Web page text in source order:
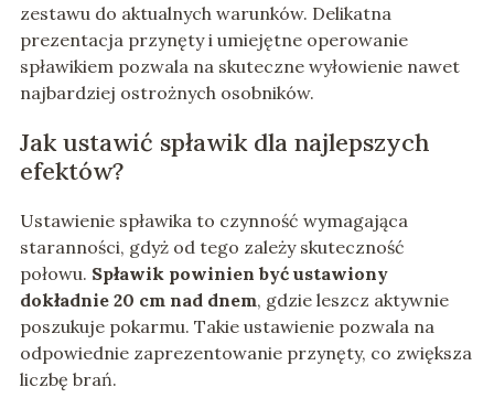
zestawu do aktualnych warunków. Delikatna
prezentacja przynęty i umiejętne operowanie
spławikiem pozwala na skuteczne wyłowienie nawet
najbardziej ostrożnych osobników.
Jak ustawić spławik dla najlepszych
efektów?
Ustawienie spławika to czynność wymagająca
staranności, gdyż od tego zależy skuteczność
połowu. Spławik powinien być ustawiony
dokładnie 20 cm nad dnem, gdzie leszcz aktywnie
poszukuje pokarmu. Takie ustawienie pozwala na
odpowiednie zaprezentowanie przynęty, co zwiększa
liczbę brań.